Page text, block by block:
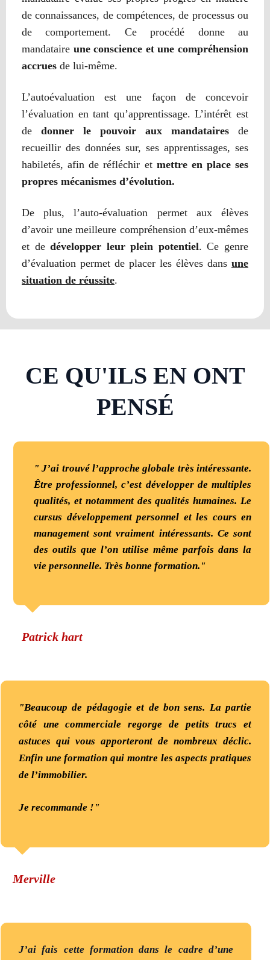
de connaissances, de compétences, de processus ou
de comportement. Ce procédé donne au
mandataire une conscience et une compréhension
accrues de lui-même.
L’autoévaluation est une façon de concevoir
l’évaluation en tant qu’apprentissage. L’intérêt est
de donner le pouvoir aux mandataires de
recueillir des données sur, ses apprentissages, ses
habiletés, afin de réfléchir et mettre en place ses
propres mécanismes d’évolution.
De plus, l’auto-évaluation permet aux élèves
d’avoir une meilleure compréhension d’eux-mêmes
et dedévelopper leur plein potentiel. Ce genre
d’évaluation permet de placer les élèves dans une
situation de réussite.
CE QU'ILS EN ONT
PENSÉ
" J’ai trouvé l’approche globale très intéressante.
Être professionnel, c’est développer de multiples
qualités, et notamment des qualités humaines. Le
cursus développement personnel et les cours en
management sont vraiment intéressants. Ce sont
des outils que l’on utilise même parfois dans la
vie personnelle. Très bonne formation."
Patrick hart
"Beaucoup de pédagogie et de bon sens. La partie
côté une commerciale regorge de petits trucs et
astuces qui vous apporteront de nombreux déclic.
Enfin une formation qui montre les aspects pratiques
de l’immobilier.​
Je recommande !"
Merville
J’ai fais cette formation dans le cadre d’une